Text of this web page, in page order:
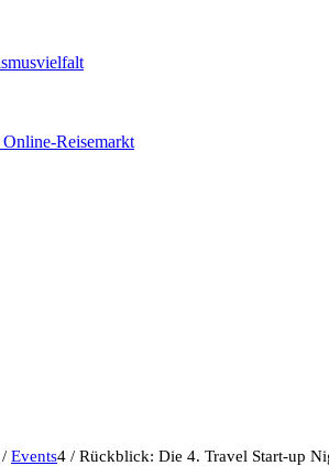
Reisemarkt
/ Events4 / Rückblick: Die 4. Travel Start-up